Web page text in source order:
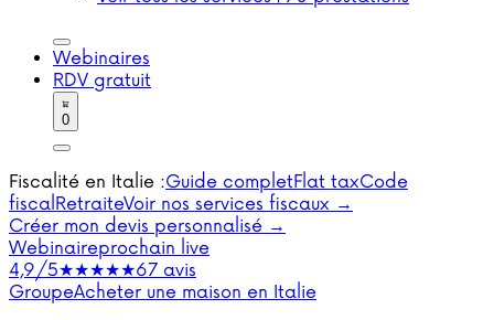
Webinaires
RDV gratuit
0
Fiscalité en Italie :Guide completFlat taxCode
fiscalRetraiteVoir nos services fiscaux →
Créer mon devis personnalisé →
Webinaireprochain live
4,9/5★★★★★67 avis
GroupeAcheter une maison en Italie